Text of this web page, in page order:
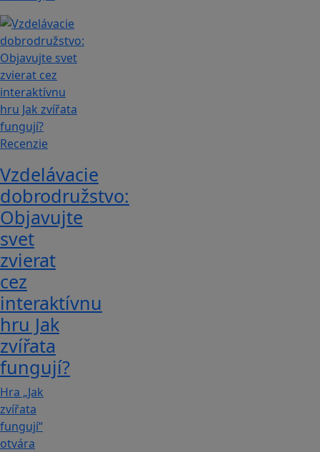
Recenzie
Vzdelávacie
dobrodružstvo:
Objavujte
svet
zvierat
cez
interaktívnu
hru Jak
zvířata
fungují?
Hra „Jak
zvířata
fungují“
otvára